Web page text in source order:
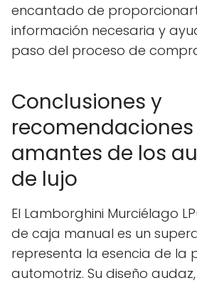
encantado de
información necesaria y
paso del proceso de
Conclusiones y
amantes de los
de lujo
El Lamborghini Murciélago
de caja manual es un
representa la esencia de la
automotriz. Su diseño